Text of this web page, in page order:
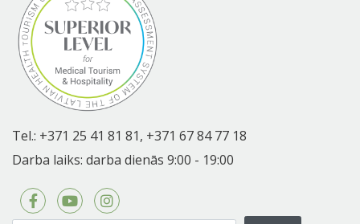
Tel.: +371 25 41 81 81, +371 67 84 77 18
Darba laiks: darba dienās 9:00 - 19:00